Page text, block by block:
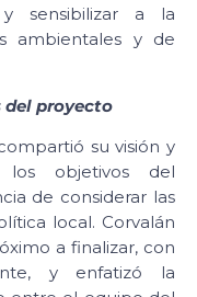
sensibilizar a la
ambientales y de
del proyecto
su visión y
los objetivos del
de considerar las
local. Corvalán
a finalizar, con
y enfatizó la